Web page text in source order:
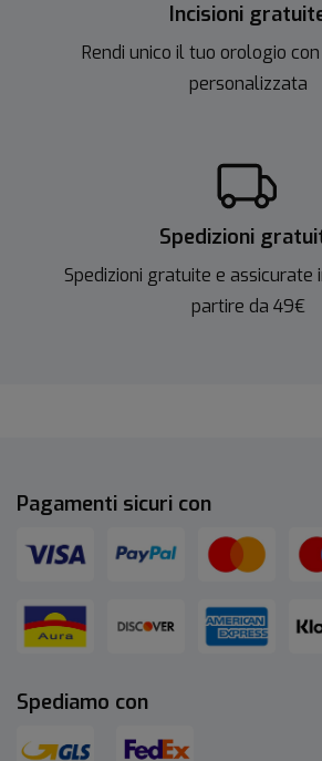
Incisioni
Rendi unico il tuo orologio
personalizzata
Spedizioni
Spedizioni gratuite e assicurate
partire da 49€
Pagamenti sicuri con
Spediamo con